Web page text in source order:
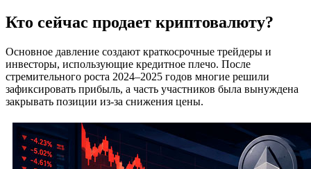
Кто сейчас продает криптовалюту?
Основное давление создают краткосрочные трейдеры и
инвесторы, использующие кредитное плечо. После
стремительного роста 2024–2025 годов многие решили
зафиксировать прибыль, а часть участников была вынуждена
закрывать позиции из-за снижения цены.